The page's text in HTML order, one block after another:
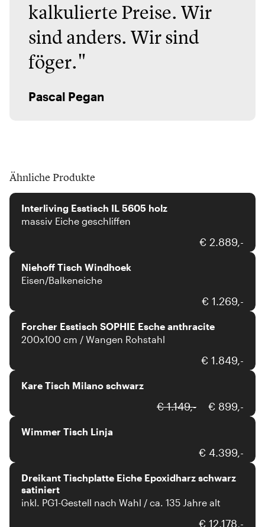
kalkulierte Preise. Wir
sind anders. Wir sind
föger."
Pascal Pegan
Ähnliche Produkte
Interliving Esstisch IL 5605 holz
massiv Eiche geschliffen
€ 2.889,-
Niehoff
Niehoff Tisch Windhoek
Eisen/Balkeneiche
€ 1.269,-
Forcher
Forcher Esstisch SOPHIE Esche anthracite
200x100 cm / Wangen Rohstahl
€ 1.849,-
Kare
Kare Tisch Milano schwarz
€ 1.149,- € 899,-
Wimmer
Wimmer Tisch Linja
€ 4.399,-
Dreikant
Dreikant Tischplatte Eiche Epoxidharz schwarz
satiniert
inkl. PG1-Gestell nach Wahl / ca. 135 Jahre alt
€ 12.178,-
Janua